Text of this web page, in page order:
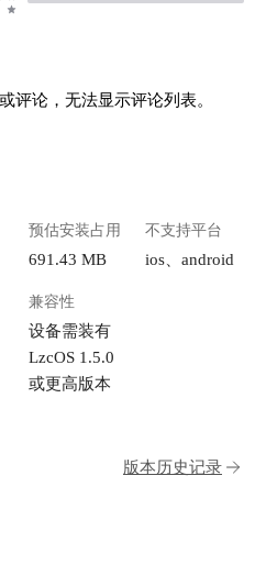
评论，无法显示评论列表。
预估安装占用
691.43 MB
不支持平台
ios、android
兼容性
设备需装有
LzcOS 1.5.0
或更高版本
版本历史记录